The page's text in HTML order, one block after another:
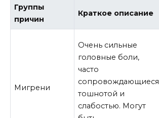
Группы
причин
Краткое описание
Мигрени
Очень сильные
головные боли,
часто
сопровождающиеся
тошнотой и
слабостью. Могут